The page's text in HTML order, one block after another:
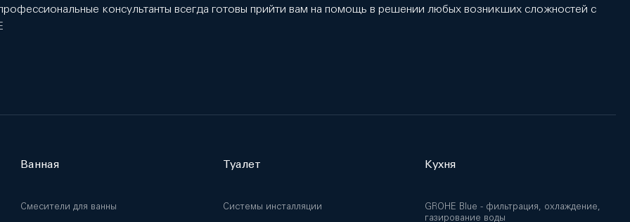
консультанты всегда готовы прийти вам на помощь в решении любых возникших сложностей с
Ванная
Смесители для ванны
Туалет
Системы инсталляции
Кухня
GROHE Blue - фильтрация, охлаждение,
газирование воды